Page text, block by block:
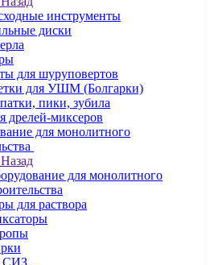
инструменты
диски
для шуруповертов
для УШМ (Болгарки)
пики, зубила
дрелей-миксеров
для монолитного
Назад
для монолитного
для раствора
СИЗ